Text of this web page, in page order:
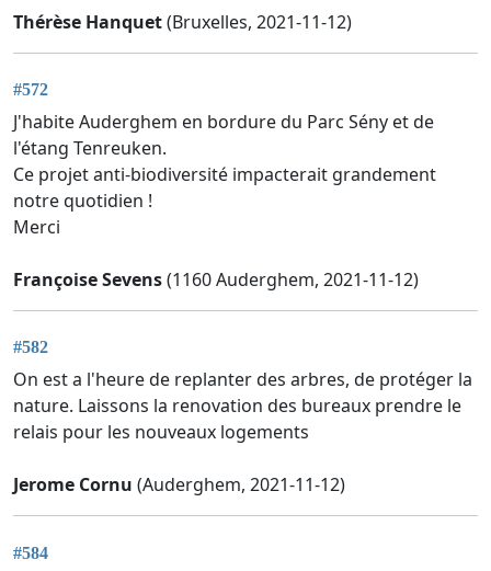
Thérèse Hanquet(Bruxelles, 2021-11-12)
#572
J'habite Auderghem en bordure du Parc Sény et de
l'étang Tenreuken.
Ce projet anti-biodiversité impacterait grandement
notre quotidien !
Merci
Françoise Sevens(1160 Auderghem, 2021-11-12)
#582
On est a l'heure de replanter des arbres, de protéger la
nature. Laissons la renovation des bureaux prendre le
relais pour les nouveaux logements
Jerome Cornu (Auderghem, 2021-11-12)
#584